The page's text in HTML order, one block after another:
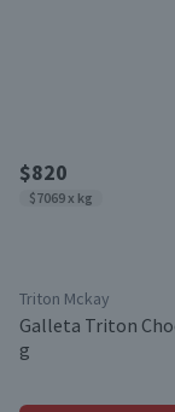
$820
$7069 x kg
Triton Mckay
Galleta Triton
g